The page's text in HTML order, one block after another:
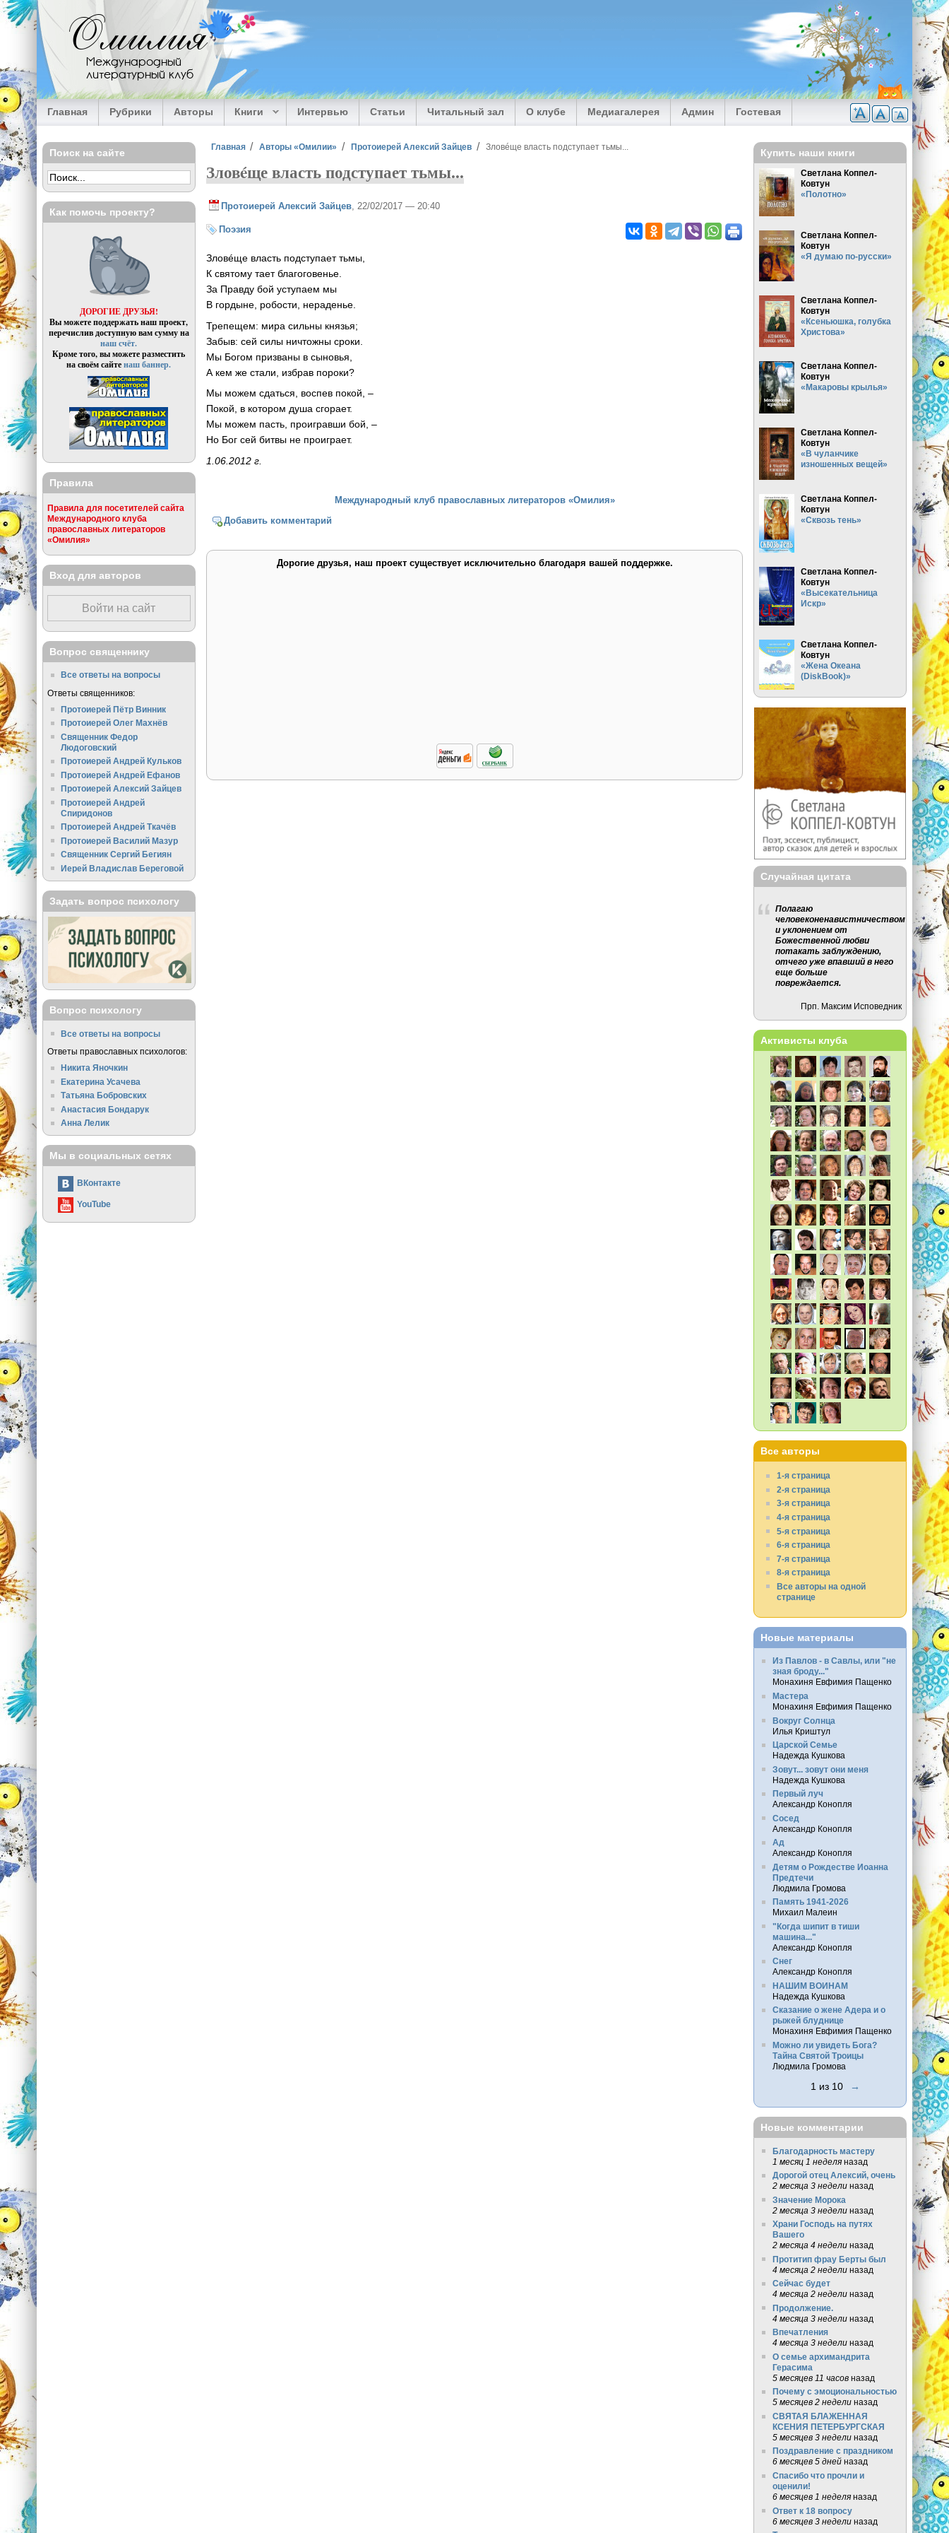
Перейти к основному содержанию
Омилия
Международный
литературный клуб
Главная Рубрики Авторы Книги Интервью Статьи Читальный зал О клубе Медиагалерея Админ Гостевая
Вы здесь
Главная Авторы «Омилии» Протоиерей Алексий Зайцев Зловéще власть подступает тьмы...
Зловéще власть подступает тьмы...
Протоиерей Алексий Зайцев , 22/02/2017 — 20:40
Поэзия
Зловéще власть подступает тьмы,
К святому тает благоговенье.
За Правду бой уступаем мы
В гордыне, робости, нераденье.
Трепещем: мира сильны князья;
Забыв: сей силы ничтожны сроки.
Мы Богом призваны в сыновья,
А кем же стали, избрав пороки?
Мы можем сдаться, воспев покой, –
Покой, в котором душа сгорает.
Мы можем пасть, проигравши бой, –
Но Бог сей битвы не проиграет.
1.06.2012 г.
Международный клуб православных литераторов «Омилия»
Добавить комментарий
Дорогие друзья, наш проект существует исключительно благодаря вашей поддержке.
Поиск на сайте
Как помочь проекту?
ДОРОГИЕ ДРУЗЬЯ!
Вы можете поддержать наш проект,
перечислив доступную вам сумму на
наш счёт.
Кроме того, вы можете разместить
на своём сайтенаш баннер.
Правила
Правила для посетителей сайта
Международного клуба
православных литераторов
«Омилия»
Вход для авторов
Войти на сайт
Вопрос священнику
Все ответы на вопросы
Ответы священников:
Протоиерей Пётр Винник
Протоиерей Олег Махнёв
Священник Федор
Людоговский
Протоиерей Андрей Кульков
Протоиерей Андрей Ефанов
Протоиерей Алексий Зайцев
Протоиерей Андрей
Спиридонов
Протоиерей Андрей Ткачёв
Протоиерей Василий Мазур
Священник Сергий Бегиян
Иерей Владислав Береговой
Задать вопрос психологу
Вопрос психологу
Все ответы на вопросы
Ответы православных психологов:
Никита Яночкин
Екатерина Усачева
Татьяна Бобровских
Анастасия Бондарук
Анна Лелик
Мы в социальных сетях
ВКонтакте
YouTube
Купить наши книги
Светлана Коппел-
Ковтун
«Полотно»
Светлана Коппел-
Ковтун
«Я думаю по-русски»
Светлана Коппел-
Ковтун
«Ксеньюшка, голубка
Христова»
Светлана Коппел-
Ковтун
«Макаровы крылья»
Светлана Коппел-
Ковтун
«В чуланчике
изношенных вещей»
Светлана Коппел-
Ковтун
«Сквозь тень»
Светлана Коппел-
Ковтун
«Высекательница
Искр»
Светлана Коппел-
Ковтун
«Жена Океана
(DiskBook)»
Случайная цитата
Полагаю
человеконенавистничеством
и уклонением от
Божественной любви
потакать заблуждению,
отчего уже впавший в него
еще больше
повреждается.
Прп. Максим Исповедник
Активисты клуба
Все авторы
1-я страница
2-я страница
3-я страница
4-я страница
5-я страница
6-я страница
7-я страница
8-я страница
Все авторы на одной
странице
Новые материалы
Из Павлов - в Савлы, или "не
зная броду..."
Монахиня Евфимия Пащенко
Мастера
Монахиня Евфимия Пащенко
Вокруг Солнца
Илья Криштул
Царской Семье
Надежда Кушкова
Зовут... зовут они меня
Надежда Кушкова
Первый луч
Александр Конопля
Сосед
Александр Конопля
Ад
Александр Конопля
Детям о Рождестве Иоанна
Предтечи
Людмила Громова
Память 1941-2026
Михаил Малеин
"Когда шипит в тиши
машина..."
Александр Конопля
Снег
Александр Конопля
НАШИМ ВОИНАМ
Надежда Кушкова
Сказание о жене Адера и о
рыжей блуднице
Монахиня Евфимия Пащенко
Можно ли увидеть Бога?
Тайна Святой Троицы
Людмила Громова
1 из 10 →
Новые комментарии
Благодарность мастеру
1 месяц 1 неделяназад
Дорогой отец Алексий, очень
2 месяца 3 неделиназад
Значение Морока
2 месяца 3 неделиназад
Храни Господь на путях
Вашего
2 месяца 4 неделиназад
Протитип фрау Берты был
4 месяца 2 неделиназад
Сейчас будет
4 месяца 2 неделиназад
Продолжение.
4 месяца 3 неделиназад
Впечатления
4 месяца 3 неделиназад
О семье архимандрита
Герасима
5 месяцев 11 часовназад
Почему с эмоциональностью
5 месяцев 2 неделиназад
СВЯТАЯ БЛАЖЕННАЯ
КСЕНИЯ ПЕТЕРБУРГСКАЯ
5 месяцев 3 неделиназад
Поздравление с праздником
6 месяцев 5 днейназад
Спасибо что прочли и
оценили!
6 месяцев 1 неделяназад
Ответ к 18 вопросу
6 месяцев 3 неделиназад